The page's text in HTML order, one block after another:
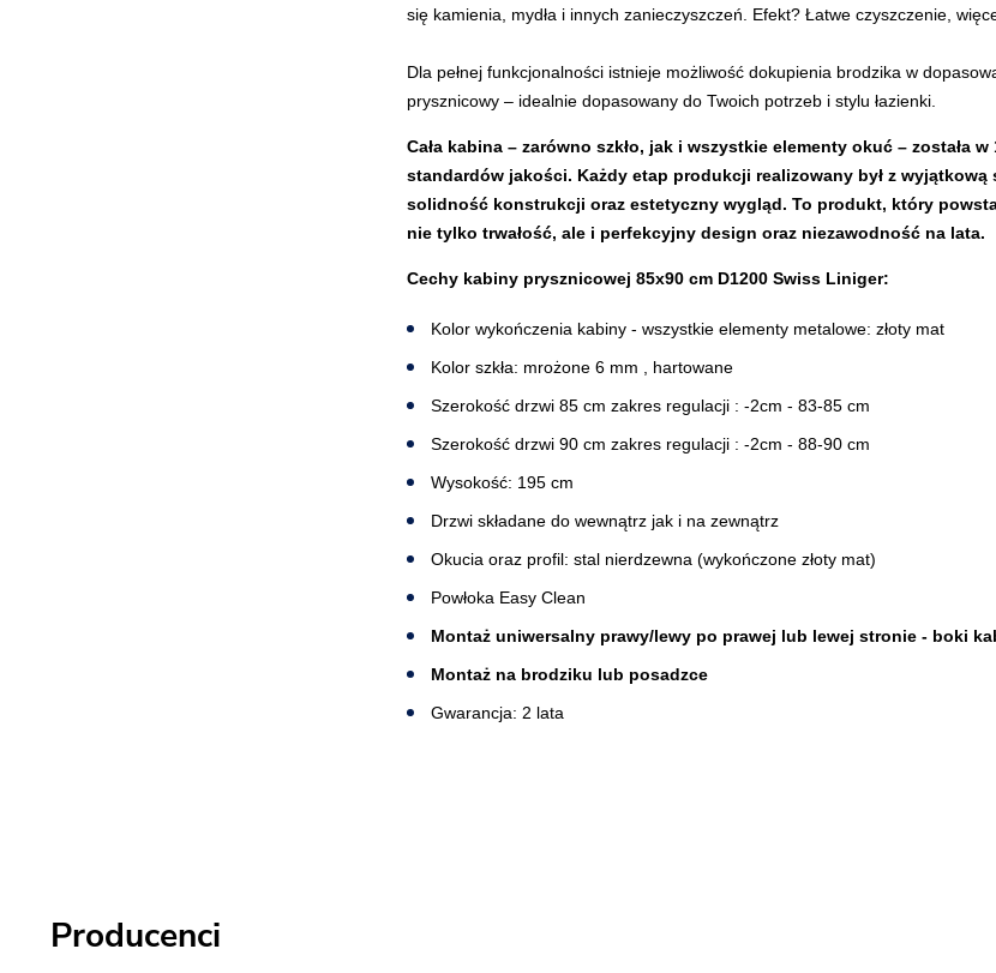
się kamienia, mydła i innych zanieczyszczeń. Efekt? Łatwe czyszczenie,
Dla pełnej funkcjonalności istnieje możliwość dokupienia brodzika w
prysznicowy – idealnie dopasowany do Twoich potrzeb i stylu łazienki.
Cała kabina – zarówno szkło, jak i wszystkie elementy okuć – została
standardów jakości. Każdy etap produkcji realizowany był z
solidność konstrukcji oraz estetyczny wygląd. To produkt, który
nie tylko trwałość, ale i perfekcyjny design oraz niezawodność na lata.
Cechy kabiny prysznicowej 85x90 cm D1200 Swiss Liniger:
Kolor wykończenia kabiny - wszystkie elementy metalowe: złoty mat
Kolor szkła: mrożone 6 mm , hartowane
Szerokość drzwi 85 cm zakres regulacji : -2cm - 83-85 cm
Szerokość drzwi 90 cm zakres regulacji : -2cm - 88-90 cm
Wysokość: 195 cm
Drzwi składane do wewnątrz jak i na zewnątrz
Okucia oraz profil: stal nierdzewna (wykończone złoty mat)
Powłoka Easy Clean
Montaż uniwersalny prawy/lewy po prawej lub lewej stronie - boki
Montaż na brodziku lub posadzce
Gwarancja: 2 lata
Producenci